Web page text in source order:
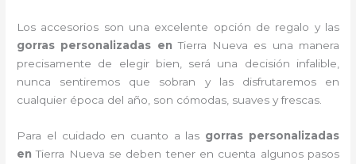
Los accesorios son una excelente opción de regalo y las
gorras personalizadas enTierra Nueva es una manera
precisamente de elegir bien, será una decisión infalible,
nunca sentiremos que sobran y las disfrutaremos en
cualquier época del año, son cómodas, suaves y frescas.
Para el cuidado en cuanto a las gorras personalizadas
enTierra Nueva se deben tener en cuenta algunos pasos